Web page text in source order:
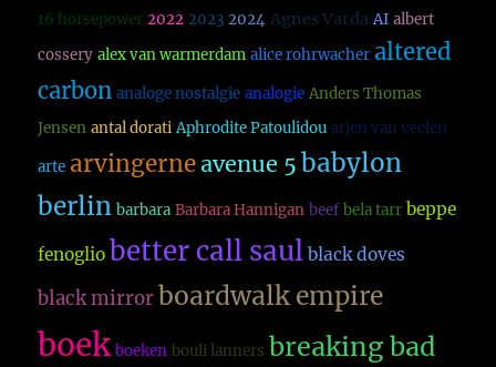
16 horsepower 2022 2023 2024 Agnes Varda AI albert
cossery alex van warmerdam alice rohrwacher altered
carbon analoge nostalgie analogie Anders Thomas
Jensen antal dorati Aphrodite Patoulidou arjen van veelen
arte arvingerne avenue 5 babylon
berlin barbara Barbara Hannigan beef bela tarr beppe
fenoglio better call saul black doves
black mirror boardwalk empire
boek boeken bouli lanners breaking bad